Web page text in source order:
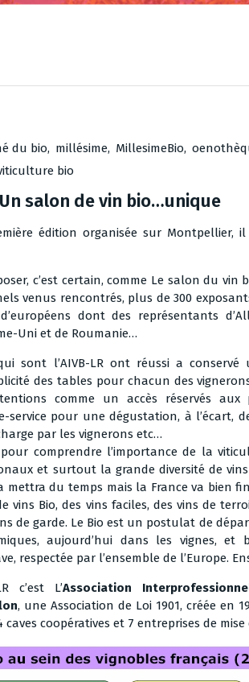
du bio, millésime, MillesimeBio,
bio
salon de vin bio…unique
édition organisée sur
c’est certain, comme Le salon du
venus rencontrés, plus de 300
dont des représentants
Uni et de Roumanie…
sont l’AIVB-LR ont réussi a
des tables pour chacun des
comme un accès réservés aux
service pour une dégustation, à l’écart,
par les vignerons etc…
comprendre l’importance de la
et surtout la grande diversité de
mettra du temps mais la France va bien
vins Bio, des vins faciles, des vins de
de garde. Le Bio est un postulat de
aujourd’hui dans les vignes,
respectée par l’ensemble de l’Europe.
c’est L’Association
, une Association de Loi 1901, créée en
caves coopératives et 7 entreprises de mise